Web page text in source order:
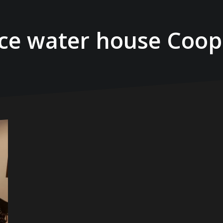
water house